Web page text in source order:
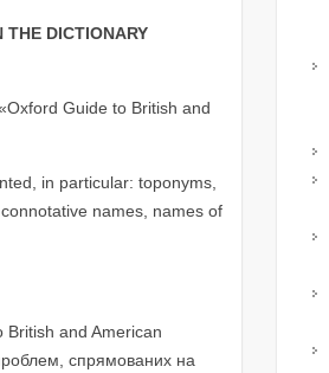
THE DICTIONARY
Guide to British and
in particular: toponyms,
names, names of
British and American
проблем, спрямованих на